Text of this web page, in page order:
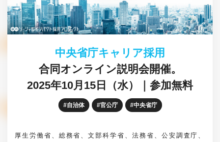
中央省庁キャリア採用
合同オンライン説明会開催。
2025年10月15日（水）｜参加無料
自治体 官公庁 中央省庁
厚生労働省、総務省、文部科学省、法務省、公安調査庁、